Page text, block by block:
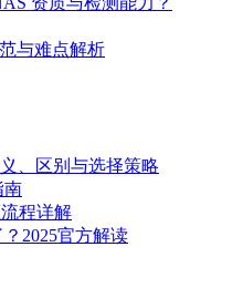
与难点解析
、区别与选择策略
南
程详解
2025官方解读